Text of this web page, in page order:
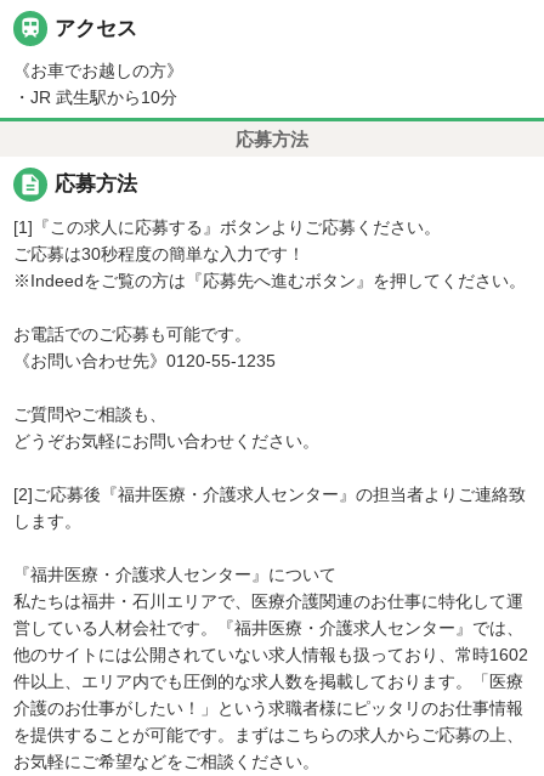
 アクセス
《お車でお越しの方》
・JR 武生駅から10分
応募方法
description 応募方法
[1]『この求人に応募する』ボタンよりご応募ください。
ご応募は30秒程度の簡単な入力です！
※Indeedをご覧の方は『応募先へ進むボタン』を押してください。
お電話でのご応募も可能です。
《お問い合わせ先》0120-55-1235
ご質問やご相談も、
どうぞお気軽にお問い合わせください。
[2]ご応募後『福井医療・介護求人センター』の担当者よりご連絡致
します。
『福井医療・介護求人センター』について
私たちは福井・石川エリアで、医療介護関連のお仕事に特化して運
営している人材会社です。『福井医療・介護求人センター』では、
他のサイトには公開されていない求人情報も扱っており、常時1602
件以上、エリア内でも圧倒的な求人数を掲載しております。「医療
介護のお仕事がしたい！」という求職者様にピッタリのお仕事情報
を提供することが可能です。まずはこちらの求人からご応募の上、
お気軽にご希望などをご相談ください。